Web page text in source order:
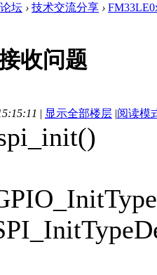
论坛 › 技术交流分享 ›
收问题
| 显示全部楼层 |阅读模